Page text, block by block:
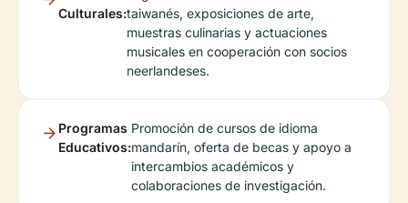
Culturales:taiwanés, exposiciones de arte,
muestras culinarias y actuaciones
musicales en cooperación con socios
neerlandeses.
Programas
Educativos:
Promoción de cursos de idioma
mandarín, oferta de becas y apoyo a
intercambios académicos y
colaboraciones de investigación.